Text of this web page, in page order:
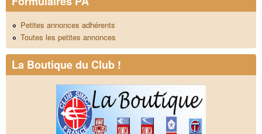
Petites annonces adhérents
Toutes les petites annonces
La Boutique du Club !